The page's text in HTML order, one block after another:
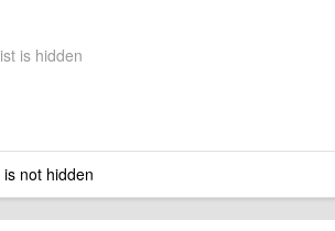
is hidden
not hidden